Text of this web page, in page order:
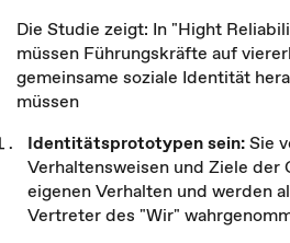
Die Studie zeigt: In "Hight
müssen Führungskräfte auf
gemeinsame soziale Identität
müssen
Identitätsprototypen sein:Sie
Verhaltensweisen und Ziele der
eigenen Verhalten und werden
Vertreter des "Wir"